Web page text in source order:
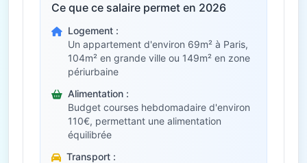
Ce que ce salaire permet en 2026
Logement :
Un appartement d'environ 69m² à Paris,
104m² en grande ville ou 149m² en zone
périurbaine
Alimentation :
Budget courses hebdomadaire d'environ
110€, permettant une alimentation
équilibrée
Transport :